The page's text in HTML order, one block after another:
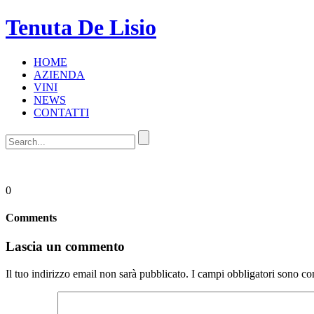
Tenuta De Lisio
HOME
AZIENDA
VINI
NEWS
CONTATTI
0
Comments
Lascia un commento
Il tuo indirizzo email non sarà pubblicato. I campi obbligatori sono